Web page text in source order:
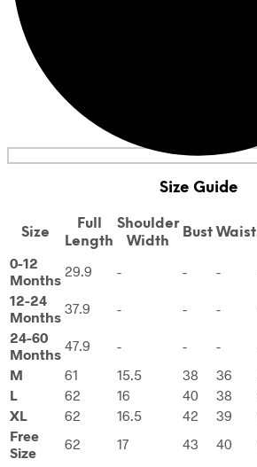
Size Guide
Size
Full
Length
Shoulder
Width
Bust Waist
0-12
Months
29.9 - - -
12-24
Months
37.9 - - -
24-60
Months
47.9 - - -
M
61 15.5 38 36
L
62 16 40 38
XL
62 16.5 42 39
Free
Size
62 17 43 40